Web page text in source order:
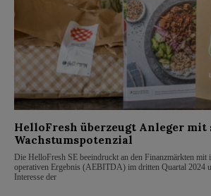
HelloFresh überzeugt Anleger mit
Wachstumspotenzial
Die HelloFresh SE beeindruckt an den Finanzmärkten mit
operativen Ergebnis (AEBITDA) im dritten Quartal 2024
Interesse der